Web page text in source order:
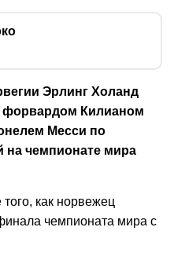
Эрлинг Холанд
форвардом Килианом
Месси по
на чемпионате мира
как норвежец
чемпионата мира с